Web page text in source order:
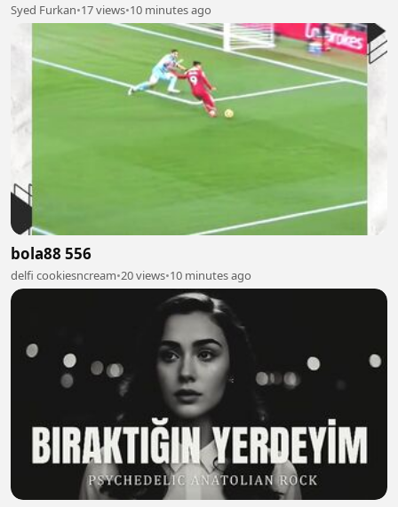
Syed Furkan•17 views•10 minutes ago
bola88 556
delfi cookiesncream•20 views•10 minutes ago